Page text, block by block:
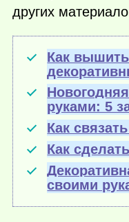
других
Как
руками: 5
Как
Как
своими